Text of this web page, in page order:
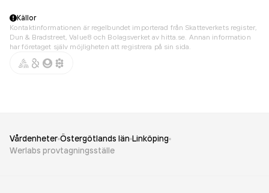
Källor
Kontaktinformationen är regelbundet importerad från Skatteverkets register,
Dun & Bradstreet, Value8 och Bolagsverket av hitta.se. Annan information
har företaget själv möjligheten att registrera på sin sida.
Vårdenheter Östergötlands län Linköping
Werlabs provtagningsställe